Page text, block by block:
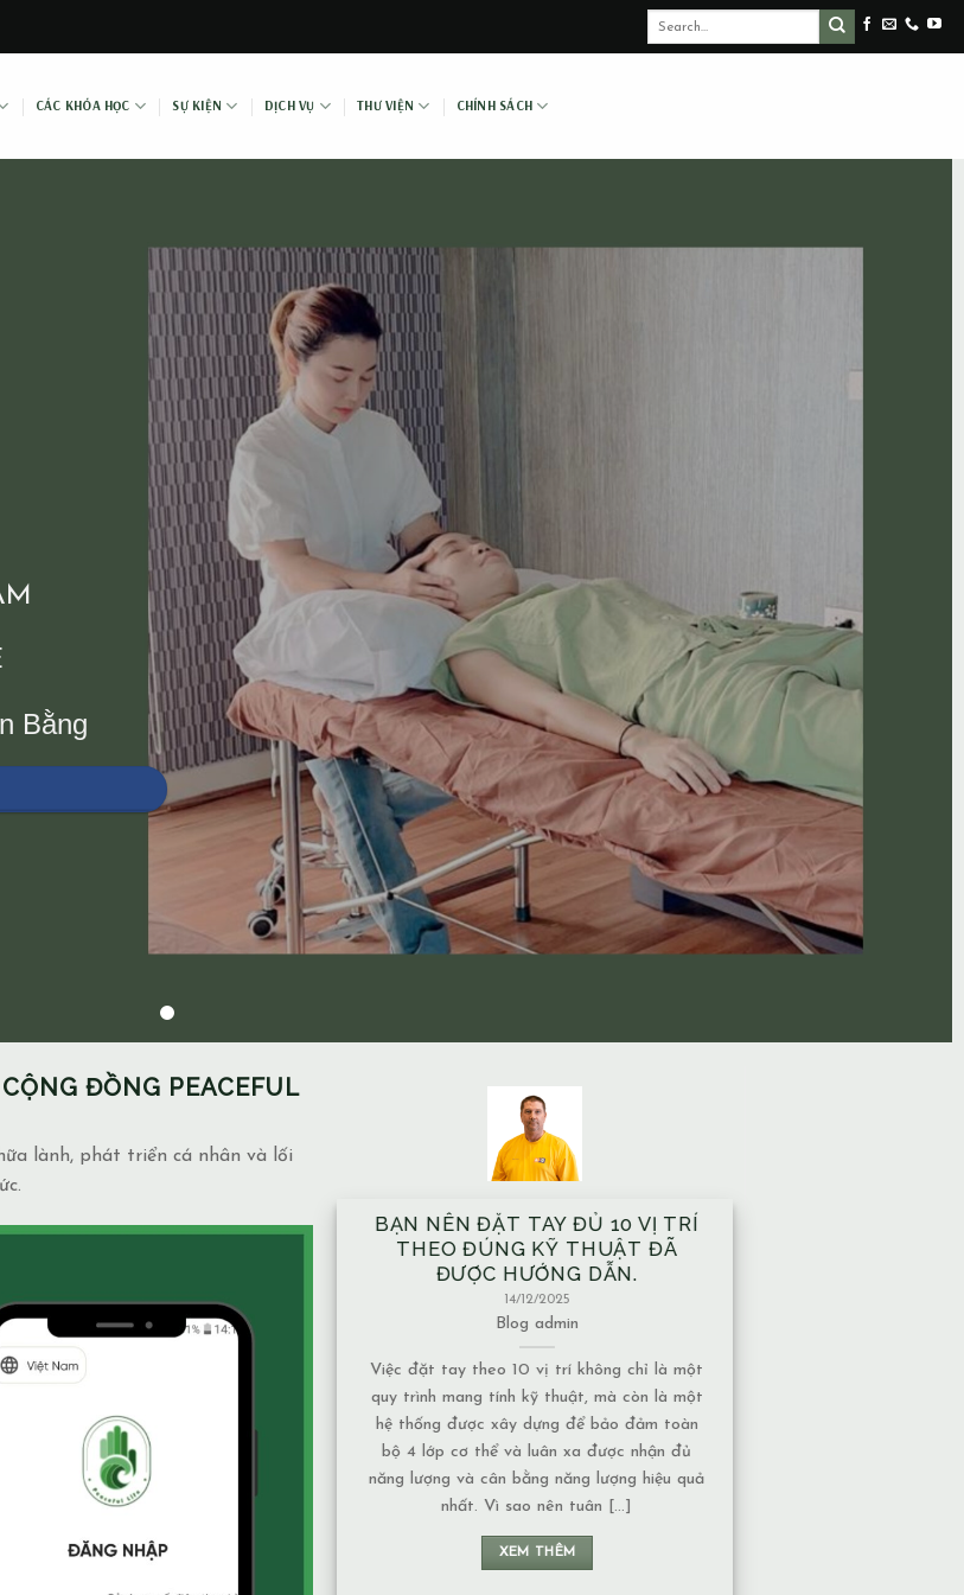
CÁC KHÓA HỌC SỰ KIỆN DỊCH VỤ THƯ VIỆN CHÍNH SÁCH
Bằng
ĐỒNG PEACEFUL
lành, phát triển cá nhân và lối
NÊN ĐẶT TAY ĐỦ 10 VỊ TRÍ
14/12/2025
Blogadmin
đặt tay theo 10 vị trí không chỉ là một
thống được xây dựng để bảo đảm toàn
bộ 4 lớp cơ thể và luân xa được nhận đủ
lượng và cân bằng năng lượng hiệu quả
nhất. Vì sao nên tuân [...]
XEM THÊM
NHÀ XÂY TRÊN MẠCH NƯỚC
NGẦM CÓ ẢNH HƯỞNG GÌ VỀ
MẶT NĂNG LƯỢNG KHÔNG?
13/12/2025
Blogadmin
Mạch nước ngầm có nhiều dạng khác nhau,
và mức độ ảnh hưởng về năng lượng cũng
phụ thuộc vào tính chất của nguồn nước: 1.
Nước chảy hay nước đọng – Nếu là nước
chảy, năng lượng thường chuyển động liên
tục nên không tạo ra ứ đọng. – Nếu là nước
đọng, lâu [...]